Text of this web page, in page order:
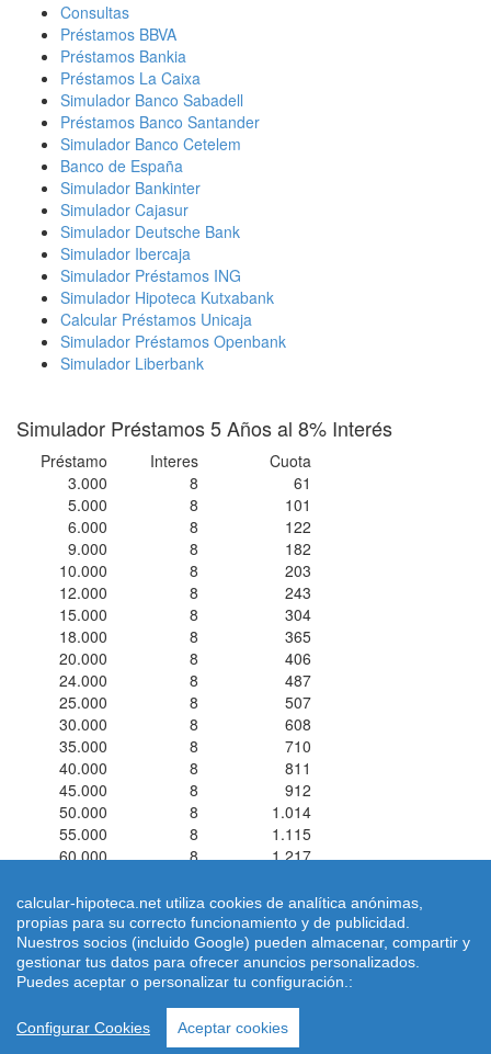
Consultas
Préstamos BBVA
Préstamos Bankia
Préstamos La Caixa
Simulador Banco Sabadell
Préstamos Banco Santander
Simulador Banco Cetelem
Banco de España
Simulador Bankinter
Simulador Cajasur
Simulador Deutsche Bank
Simulador Ibercaja
Simulador Préstamos ING
Simulador Hipoteca Kutxabank
Calcular Préstamos Unicaja
Simulador Préstamos Openbank
Simulador Liberbank
Simulador Préstamos 5 Años al 8% Interés
Préstamo Interes
Cuota
3.000
8
61
5.000
8
101
6.000
8
122
9.000
8
182
10.000
8
203
12.000
8
243
15.000
8
304
18.000
8
365
20.000
8
406
24.000
8
487
25.000
8
507
30.000
8
608
35.000
8
710
40.000
8
811
45.000
8
912
50.000
8
1.014
55.000
8
1.115
60.000
8 1.217
Simuladores de Préstamos ® 2026 calcular-hipoteca.netHome |
Calcular letra de hipoteca|Revisar hipoteca|Condiciones de uso
|Política de Cookies | Email: dimarinternet(arroba)gmail.com
calcular-hipoteca.net utiliza cookies de analítica anónimas,
propias para su correcto funcionamiento y de publicidad.
Nuestros socios (incluido Google) pueden almacenar, compartir y
gestionar tus datos para ofrecer anuncios personalizados.
Puedes aceptar o personalizar tu configuración.:
Configurar Cookies Aceptar cookies